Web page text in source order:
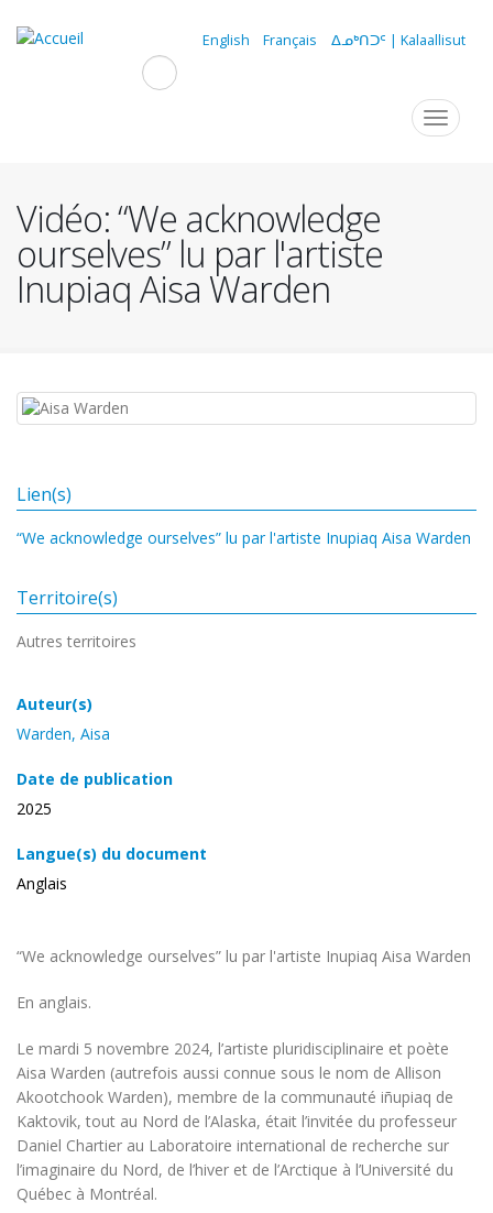
English Français ᐃᓄᒃᑎᑐᑦ | Kalaallisut
Toggle
Vidéo: “We acknowledge
ourselves” lu par l'artiste
Inupiaq Aisa Warden
Lien(s)
“We acknowledge ourselves” lu par l'artiste Inupiaq Aisa Warden
Territoire(s)
Autres territoires
Auteur(s)
Warden, Aisa
Date de publication
2025
Langue(s) du document
Anglais
“We acknowledge ourselves” lu par l'artiste Inupiaq Aisa Warden
En anglais.
Le mardi 5 novembre 2024, l’artiste pluridisciplinaire et poète
Aisa Warden (autrefois aussi connue sous le nom de Allison
Akootchook Warden), membre de la communauté iñupiaq de
Kaktovik, tout au Nord de l’Alaska, était l’invitée du professeur
Daniel Chartier au Laboratoire international de recherche sur
l’imaginaire du Nord, de l’hiver et de l’Arctique à l’Université du
Québec à Montréal.